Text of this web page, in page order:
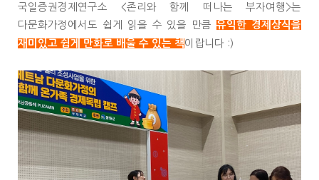
국일증권경제연구소 <존리와 함께 떠나는 부자여행>는
다문화가정에서도 쉽게 읽을 수 있을 만큼유익한 경제상식을
재미있고 쉽게 만화로 배울 수 있는 책이랍니다 :)